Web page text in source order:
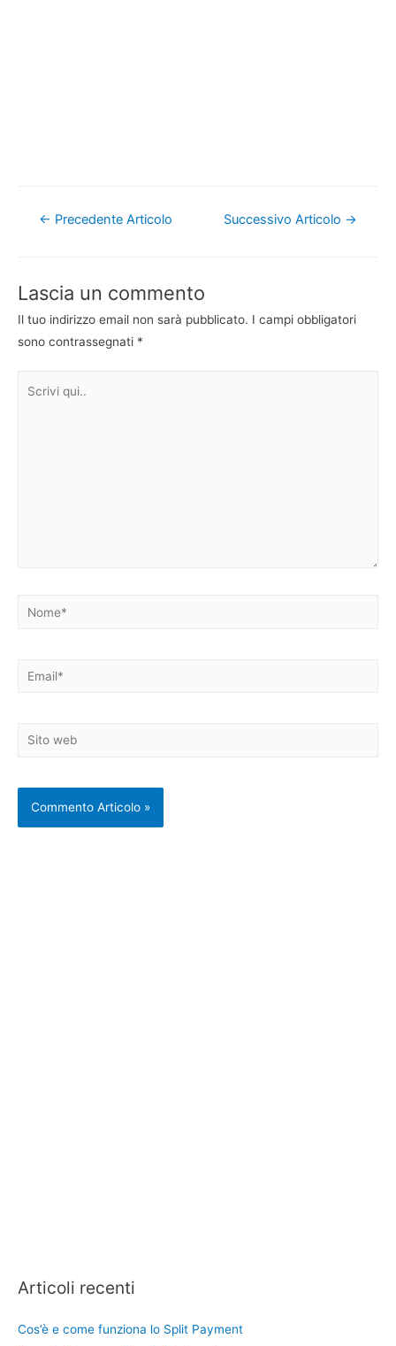
Navigazione
← Precedente Articolo Successivo Articolo →
Lascia un commento
Il tuo indirizzo email non sarà pubblicato. I campi obbligatori
sono contrassegnati *
Nome*
Email*
Sito
Articoli recenti
Cos’è e come funziona lo Split Payment